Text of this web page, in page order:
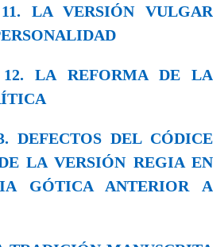
LA VERSIÓN VULGAR
12. LA REFORMA DE LA
DEFECTOS DEL CÓDICE
LA VERSIÓN REGIA EN
GÓTICA ANTERIOR A